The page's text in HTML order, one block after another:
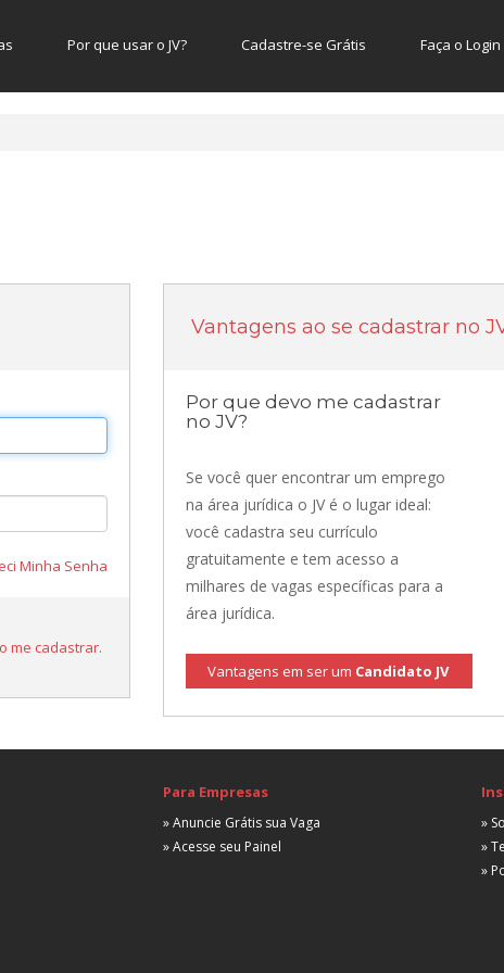
Por que usar o JV? Cadastre-se Grátis Faça o Login
Minha Senha
me cadastrar.
Vantagens ao se cadastrar no
Por que devo me cadastrar
no JV?
Se você quer encontrar um emprego
na área jurídica o JV é o lugar ideal:
você cadastra seu currículo
gratuitamente e tem acesso a
milhares de vagas específicas para a
área jurídica.
Vantagens em ser um Candidato JV
Para Empresas
» Anuncie Grátis sua Vaga
» Acesse seu Painel
»
»
»